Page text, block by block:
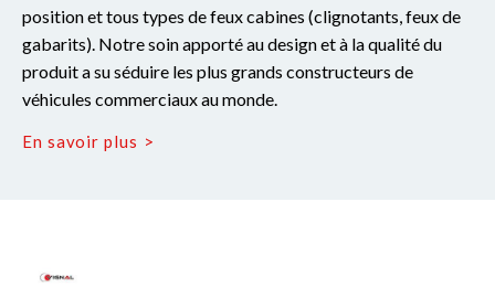
position et tous types de feux cabines (clignotants, feux de
gabarits). Notre soin apporté au design et à la qualité du
produit a su séduire les plus grands constructeurs de
véhicules commerciaux au monde.
En savoir plus